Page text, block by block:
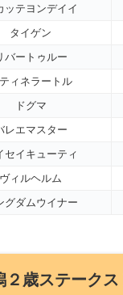
ッテヨンデイイ
タイゲン
バートゥルー
ィネラートル
ドグマ
レエマスター
セイキューティ
ヴィルヘルム
グダムウイナー
２歳ステーク